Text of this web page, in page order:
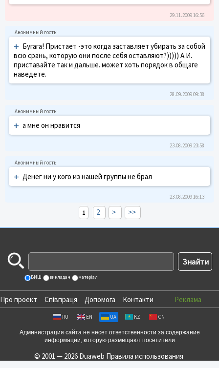
29.11.2009 16:56
+ Бугага! Пристает -это когда заставляет убирать за собой
всю срань, которую они после себя оставляют?))))) А.И.
приставайте так и дальше. может хоть порядок в общаге
наведете.
28.09.2009 09:38
+ а мне он нравится
23.08.2009 23:58
+ Денег ни у кого из нашей группы не брал
23.08.2009 16:13
1 2 > >>
ВИШ викладач матеріал
Про проект Співпраця Допомога Контакти Реклама
RU EN UA KZ CN
Администрация сайта не несет ответственности за содержание
информации, которую размещают посетители
© 2001 — 2026 Duaweb Правила использования